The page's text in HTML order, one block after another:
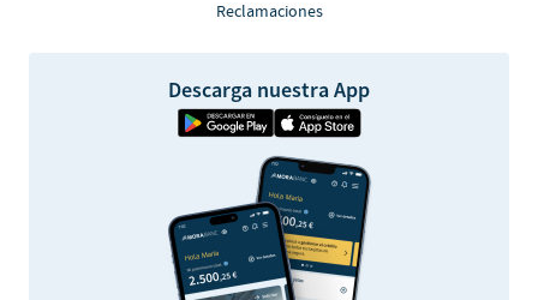
Reclamaciones
Descarga nuestra App